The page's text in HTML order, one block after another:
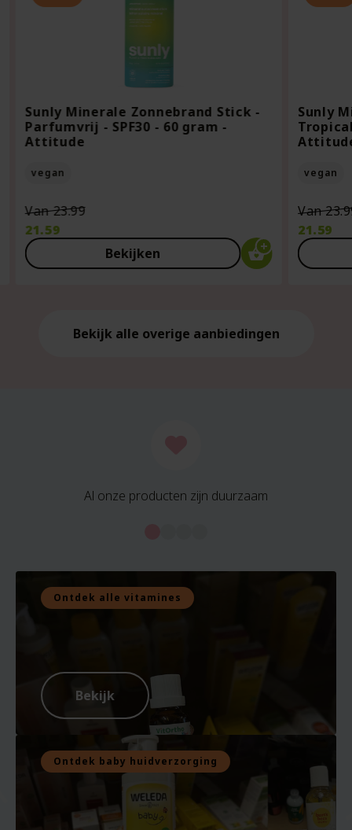
Sunly Minerale Zonnebrand Stick -
Parfumvrij - SPF30 - 60 gram -
Attitude
vegan
Van23.99Oorspronkelijke
was:
€23.99.
21.59
Huidige
prijs
Bekijken
Sunly
vegan
Van
21.59
Huidige
prijs
Bekijk alle overige aanbiedingen
Al onze producten zijn duurzaam
Ontdek alle vitamines
Bekijk
Ontdek baby huidverzorging